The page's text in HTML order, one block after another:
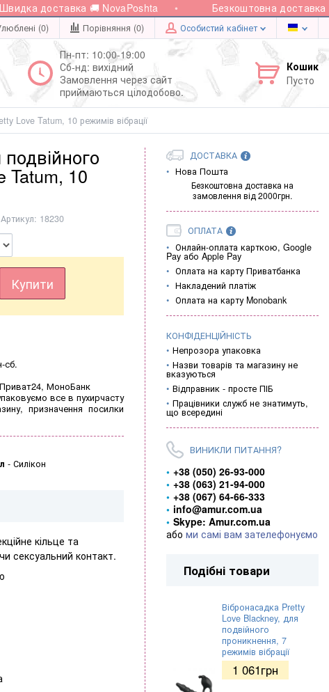
доставка 🚚 NovaPoshta Безкоштовна доставка
(0) Порівняння (0) Особистий кабінет
Пн-пт: 10:00-19:00
Сб-нд: вихідний
Замовлення через сайт
приймаються цілодобово.
Кошик
Пусто
Love Tatum, 10 режимів вібрації
Tatum, 10
Артикул: 18230
Купити
сб.
МоноБанк
все в пухирчасту
призначення посилки
- Силікон
кільце та
сексуальний контакт.
ДОСТАВКА
Нова Пошта
Безкоштовна доставка на
замовлення від 2000грн.
ОПЛАТА
Онлайн-оплата карткою, Google
Pay або Apple Pay
Оплата на карту Приватбанка
Накладений платіж
Оплата на карту Monobank
КОНФІДЕНЦІЙНІСТЬ
Непрозора упаковка
Назви товарів та магазину не
вказуються
Відправник - просте ПІБ
Працівники служб не знатимуть,
що всередині
ВИНИКЛИ ПИТАННЯ?
+38 (050) 26-93-000
+38 (063) 21-94-000
+38 (067) 64-66-333
info@amur.com.ua
Skype: Amur.com.ua
або ми самі вам зателефонуємо
Подібні товари
Вібронасадка Pretty
Love Blackney, для
подвійного
проникнення, 7
режимів вібрації
1 061грн